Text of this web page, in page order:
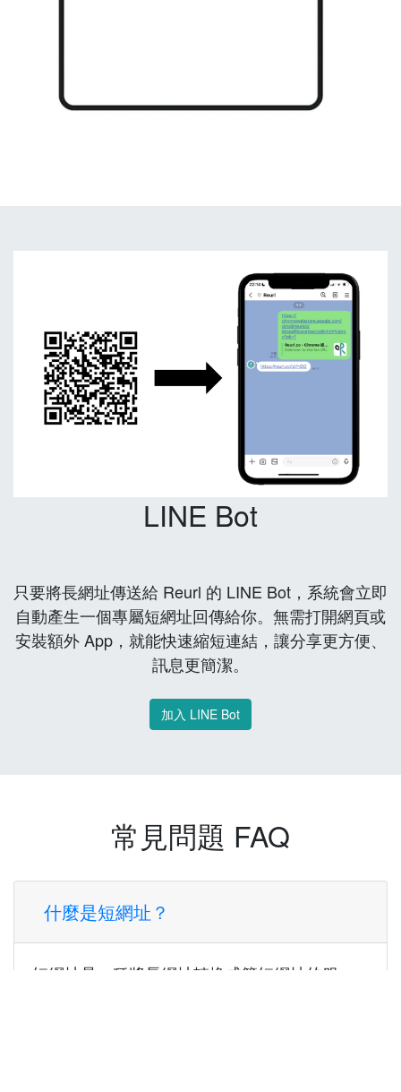
LINE Bot
只要將長網址傳送給 Reurl 的 LINE Bot，系統會立即
自動產生一個專屬短網址回傳給你。無需打開網頁或
安裝額外 App，就能快速縮短連結，讓分享更方便、
訊息更簡潔。
加入 LINE Bot
常見問題 FAQ
什麼是短網址？
短網址是一種將長網址轉換成簡短網址的服